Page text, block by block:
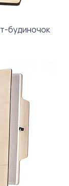
будиночок